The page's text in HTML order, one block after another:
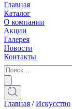
Главная
Каталог
О компании
Акции
Галерея
Новости
Контакты
Главная /Искусство